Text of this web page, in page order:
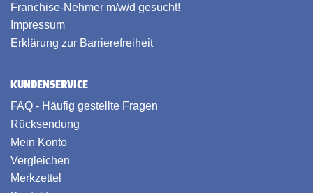
Franchise-Nehmer m/w/d gesucht!
Impressum
Erklärung zur Barrierefreiheit
KUNDENSERVICE
FAQ - Häufig gestellte Fragen
Rücksendung
Mein Konto
Vergleichen
Merkzettel